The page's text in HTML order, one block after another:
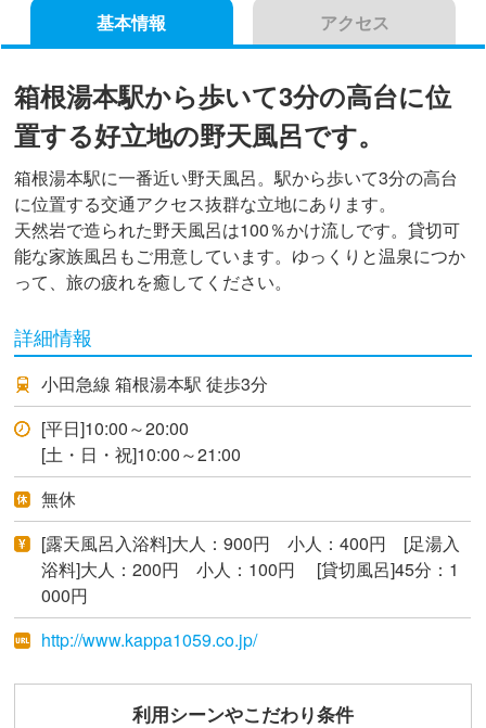
基本情報 アクセス
箱根湯本駅から歩いて3分の高台に位
置する好立地の野天風呂です。
箱根湯本駅に一番近い野天風呂。駅から歩いて3分の高台
に位置する交通アクセス抜群な立地にあります。
天然岩で造られた野天風呂は100％かけ流しです。貸切可
能な家族風呂もご用意しています。ゆっくりと温泉につか
って、旅の疲れを癒してください。
詳細情報
小田急線 箱根湯本駅 徒歩3分
[平日]10:00～20:00
[土・日・祝]10:00～21:00
無休
[露天風呂入浴料]大人：900円 小人：400円 [足湯入
浴料]大人：200円 小人：100円 [貸切風呂]45分：1
000円
http://www.kappa1059.co.jp/
利用シーンやこだわり条件